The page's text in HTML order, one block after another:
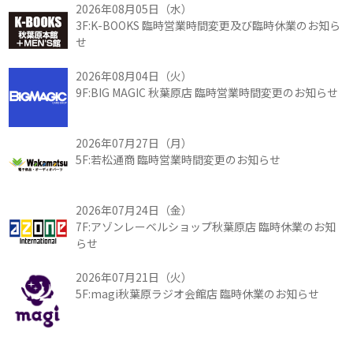
2026年08月05日（水）
3F:K-BOOKS 臨時営業時間変更及び臨時休業のお知ら
せ
2026年08月04日（火）
9F:BIG MAGIC 秋葉原店 臨時営業時間変更のお知らせ
2026年07月27日（月）
5F:若松通商 臨時営業時間変更のお知らせ
2026年07月24日（金）
7F:アゾンレーベルショップ秋葉原店 臨時休業のお知
らせ
2026年07月21日（火）
5F:magi秋葉原ラジオ会館店 臨時休業のお知らせ